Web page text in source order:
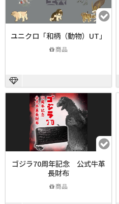
ユニクロ「和柄（動物）UT」
商品
ゴジラ70周年記念 公式牛革
長財布
商品